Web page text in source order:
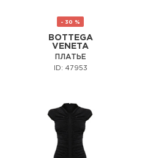
- 30 %
BOTTEGA
VENETA
ПЛАТЬЕ
ID: 47953